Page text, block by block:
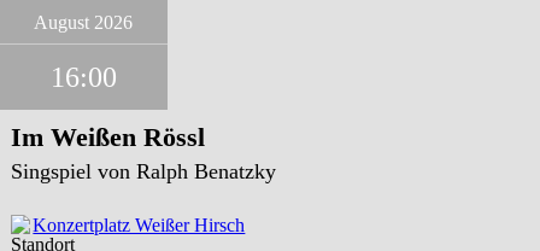
August 2026
16:00
Im Weißen Rössl
Singspiel von Ralph Benatzky
Konzertplatz Weißer Hirsch